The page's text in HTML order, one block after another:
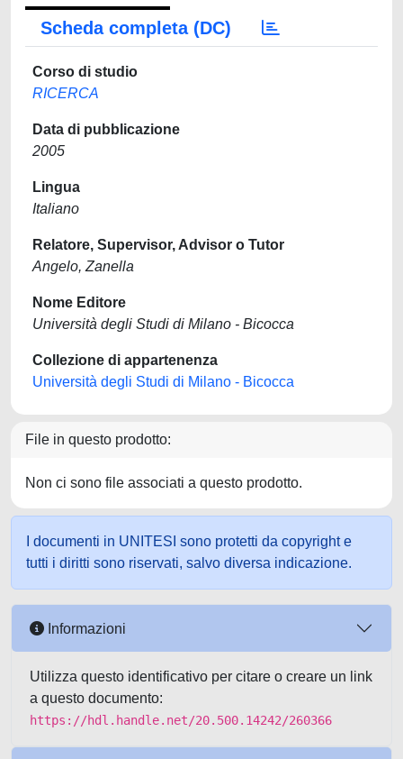
Scheda completa (DC)
Corso di studio
RICERCA
Data di pubblicazione
2005
Lingua
Italiano
Relatore, Supervisor, Advisor o Tutor
Angelo, Zanella
Nome Editore
Università degli Studi di Milano - Bicocca
Collezione di appartenenza
Università degli Studi di Milano - Bicocca
File in questo prodotto:
Non ci sono file associati a questo prodotto.
I documenti in UNITESI sono protetti da copyright e
tutti i diritti sono riservati, salvo diversa indicazione.
Informazioni
Utilizza questo identificativo per citare o creare un link
a questo documento:
https://hdl.handle.net/20.500.14242/260366